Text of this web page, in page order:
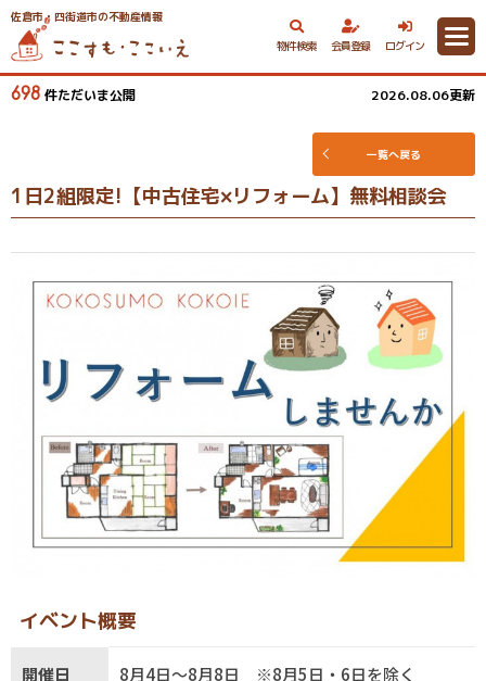
佐倉市・四街道市の不動産情報
物件検索
会員登録 ログイン
698 件ただいま公開 2026.08.06更新
一覧へ戻る
1日2組限定!【中古住宅×リフォーム】無料相談会
イベント概要
開催日 8月4日～8月8日 ※8月5日・6日を除く